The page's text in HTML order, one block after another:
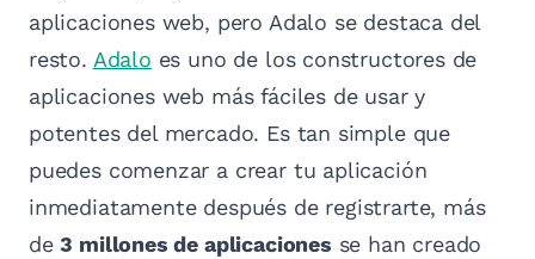
aplicaciones web, pero Adalo se destaca del
resto. Adalo es uno de los constructores de
aplicaciones web más fáciles de usar y
potentes del mercado. Es tan simple que
puedes comenzar a crear tu aplicación
inmediatamente después de registrarte, más
de3 millones de aplicaciones se han creado